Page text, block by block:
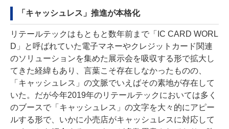
「キャッシュレス」推進が本格化
リテールテックはもともと数年前まで「IC CARD WORL
D」と呼ばれていた電子マネーやクレジットカード関連
のソリューションを集めた展示会を吸収する形で拡大し
てきた経緯もあり、言葉こそ存在しなかったものの、
「キャッシュレス」の文脈でいえばその素地が存在して
いた。だが今年2019年のリテールテックにおいては多く
のブースで「キャッシュレス」の文字を大々的にアピー
ルする形で、いかに小売店がキャッシュレスに対応して